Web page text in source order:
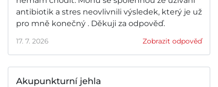
antibiotik a stres neovlivnili výsledek, který je už
pro mně konečný . Děkuji za odpověď.
17. 7. 2026 Zobrazit odpověď
Akupunkturní jehla